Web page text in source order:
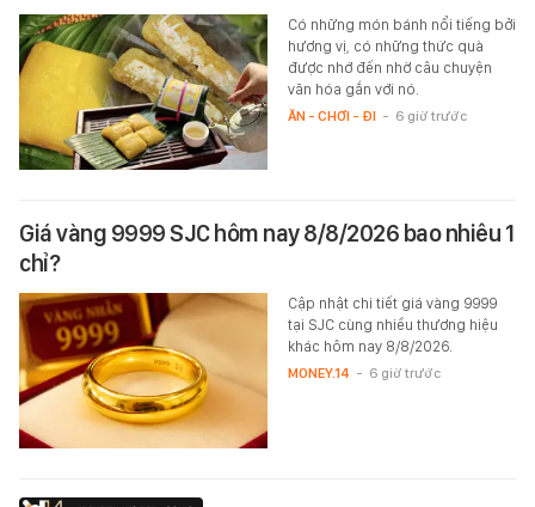
Có những món bánh nổi tiếng bởi
hương vị, có những thức quà
được nhớ đến nhờ câu chuyện
văn hóa gắn với nó.
ĂN - CHƠI - ĐI - 6 giờ trước
Giá vàng 9999 SJC hôm nay 8/8/2026 bao nhiêu 1
chỉ?
Cập nhật chi tiết giá vàng 9999
tại SJC cùng nhiều thương hiệu
khác hôm nay 8/8/2026.
MONEY.14 - 6 giờ trước